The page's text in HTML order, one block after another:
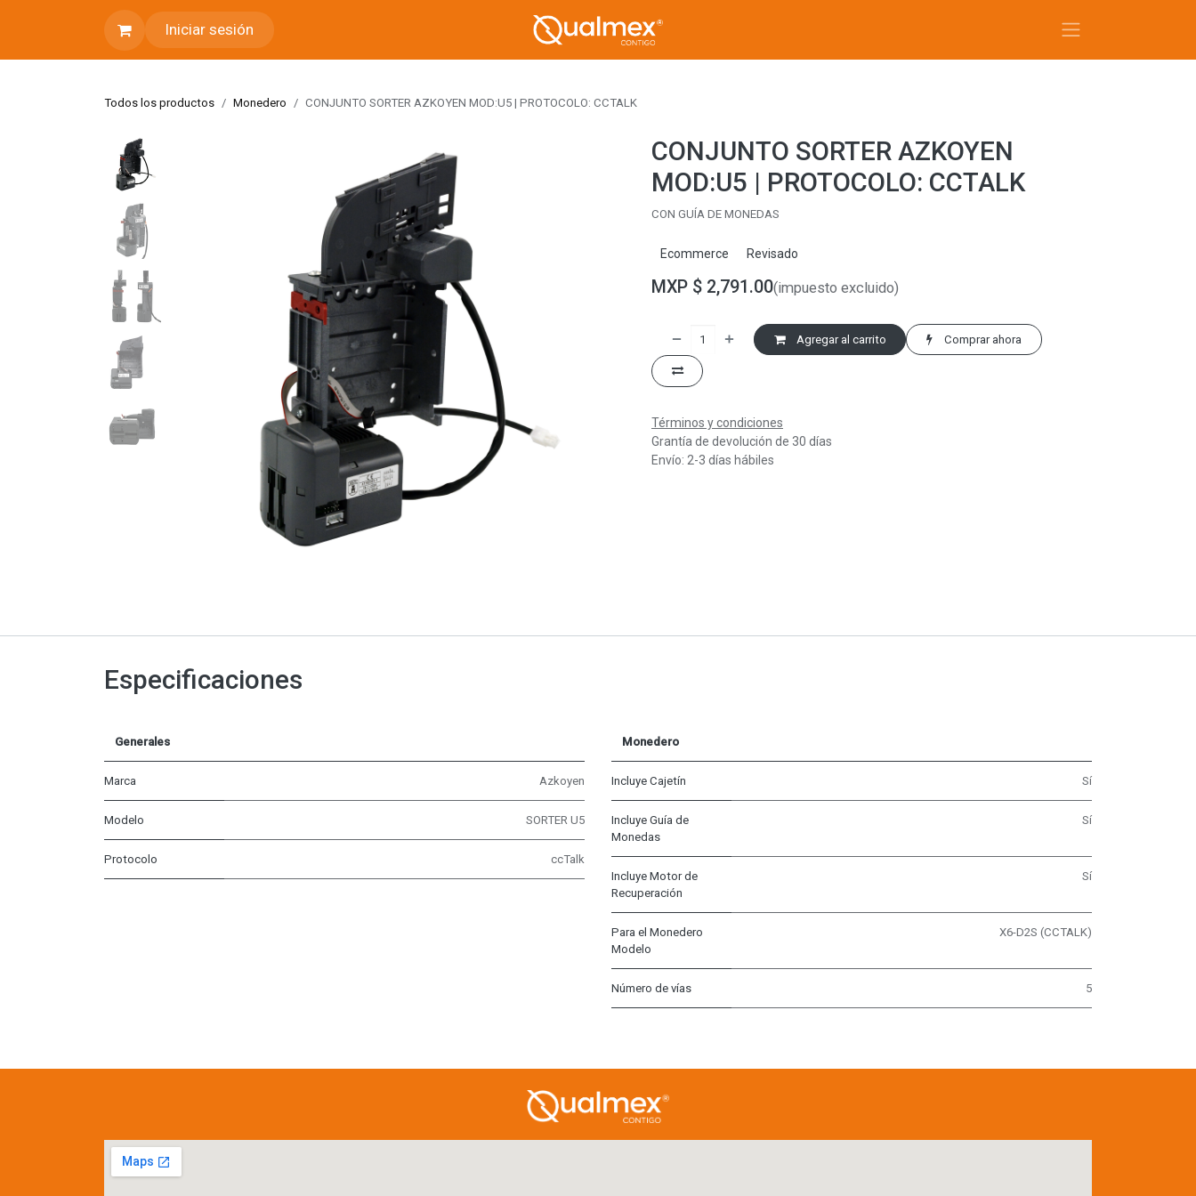
Iniciar sesión
Todos los productos Monedero CONJUNTO SORTER AZKOYEN MOD:U5 | PROTOCOLO: CCTALK
CONJUNTO SORTER AZKOYEN
MOD:U5 | PROTOCOLO: CCTALK
CON GUÍA DE MONEDAS
Ecommerce Revisado
MXP $ 2,791.00(impuesto excluido)
Agregar al carrito Comprar ahora
Términos y condiciones
Grantía de devolución de 30 días
Envío: 2-3 días hábiles
Especificaciones
Generales
Marca Azkoyen
Modelo SORTER U5
Protocolo ccTalk
Monedero
Incluye Cajetín Sí
Incluye Guía de
Monedas
Sí
Incluye Motor de
Recuperación
Sí
Para el Monedero
Modelo
X6-D2S (CCTALK)
Número de vías 5